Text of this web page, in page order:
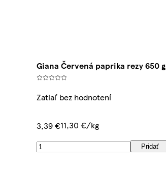
Giana Červená paprika rezy 650 g
Zatiaľ bez hodnotení
3,39 €11,30 €/kg
Pridať